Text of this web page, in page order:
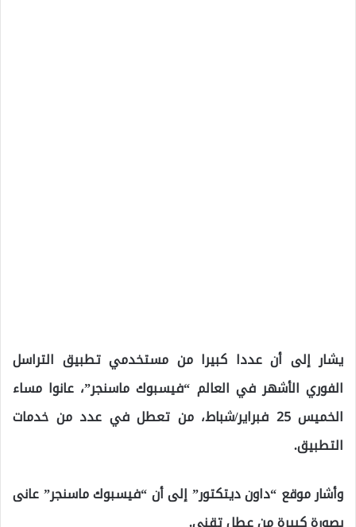
يشار إلى أن عددا كبيرا من مستخدمي تطبيق التراسل
الفوري الأشهر في العالم “فيسبوك ماسنجر”، عانوا مساء
الخميس 25 فبراير/شباط، من تعطل في عدد من خدمات
التطبيق.
وأشار موقع “داون ديتكتور” إلى أن “فيسبوك ماسنجر” عانى